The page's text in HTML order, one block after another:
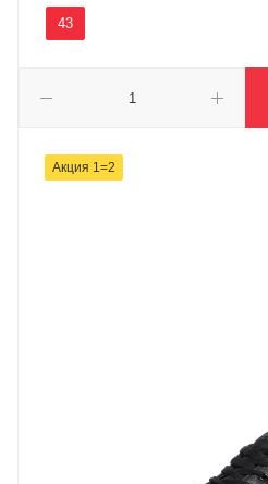
43
Акция 1=2